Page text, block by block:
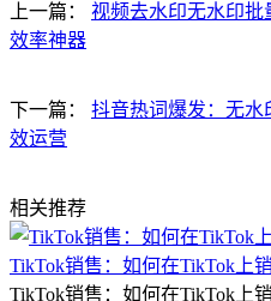
上一篇：
视频去水印无水印批
效率神器
下一篇：
抖音热词爆发：无水
效运营
相关推荐
TikTok销售：如何在TikTok上
TikTok销售：如何在TikTok上